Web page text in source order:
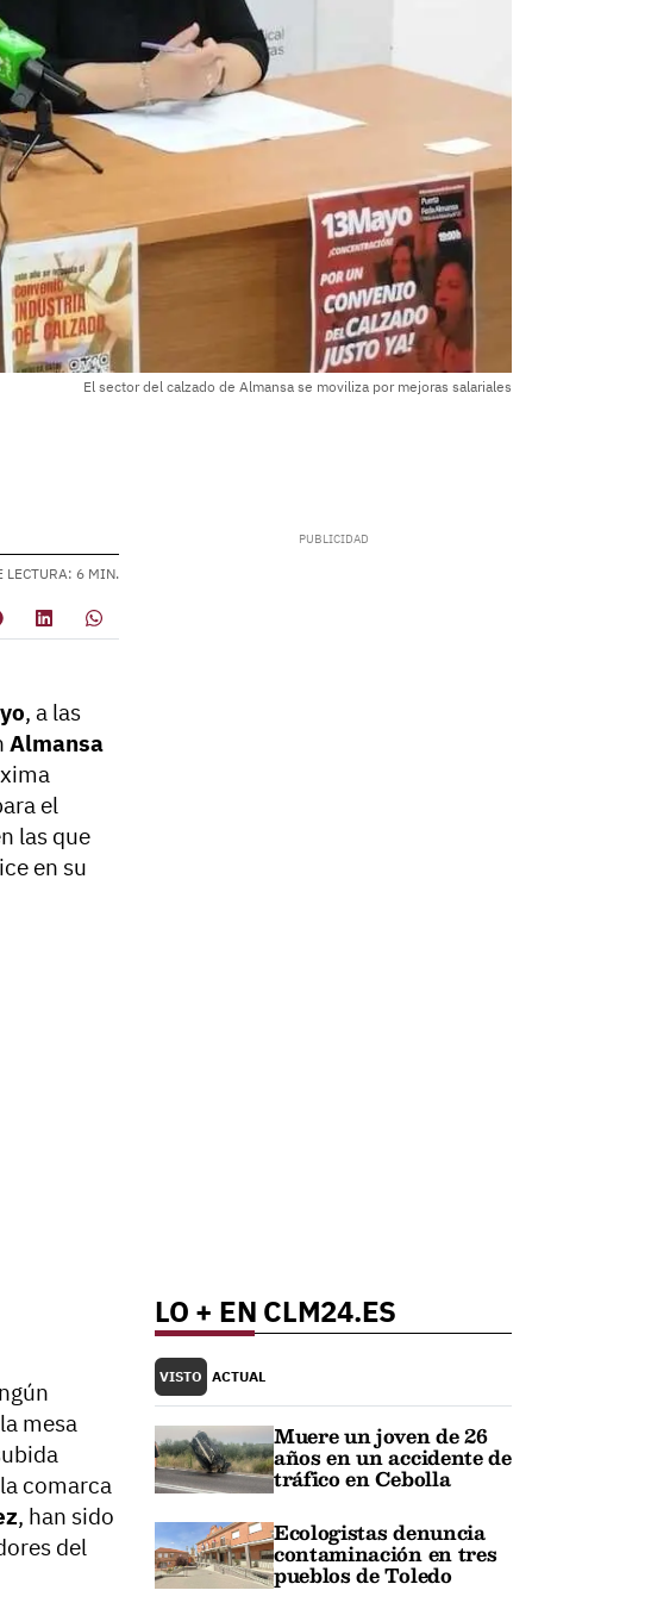
El sector del calzado de Almansa se moviliza por mejoras salariales
LECTURA: 6 MIN.
, a las
Almansa
el
las que
en su
mesa
comarca
, han sido
del
LO + EN CLM24.ES
VISTO ACTUAL
Muere un joven de 26
años en un accidente de
tráfico en Cebolla
Ecologistas denuncia
contaminación en tres
pueblos de Toledo